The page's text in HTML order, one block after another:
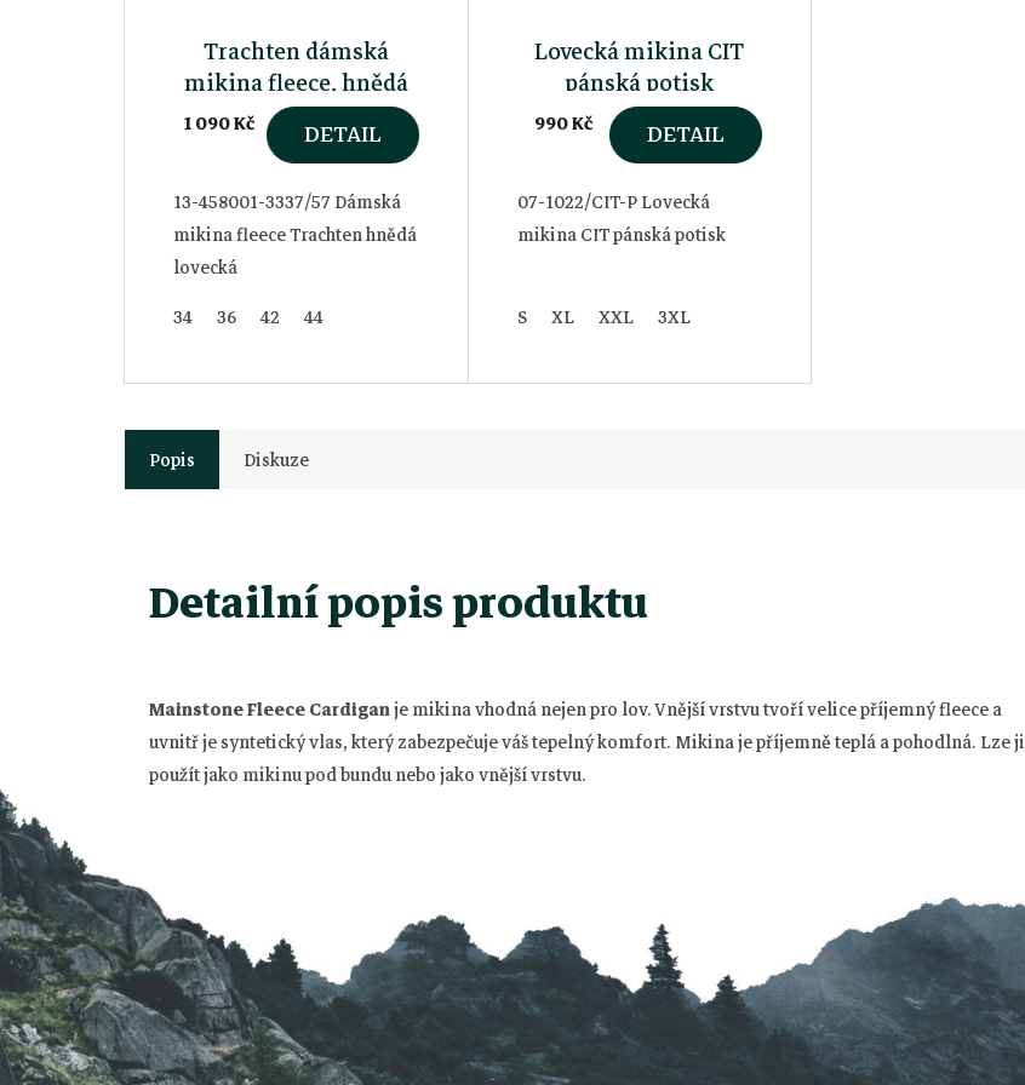
Trachten dámská
mikina fleece, hnědá
1 090 Kč DETAIL
13-458001-3337/57 Dámská
mikina fleece Trachten hnědá
lovecká
34
36 42 44
Lovecká mikina CIT
pánská potisk
990 Kč DETAIL
07-1022/CIT-P Lovecká
mikina CIT pánská potisk
S XL XXL 3XL
Popis Diskuze
Detailní popis produktu
Mainstone Fleece Cardiganje mikina vhodná nejen pro lov. Vnější vrstvu tvoří velice příjemný fleece a
uvnitř je syntetický vlas, který zabezpečuje váš tepelný komfort. Mikina je příjemně teplá a pohodlná. Lze ji
použít jako mikinu pod bundu nebo jako vnější vrstvu.
p
a
t
í